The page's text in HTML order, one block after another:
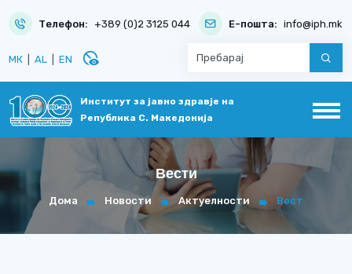
Телефон: +389 (0)2 3125 044 Е-пошта: info@iph.mk
МК AL EN disabled_visible
Институт за јавно здравје на
Република С. Македонија
Вести
Дома Новости Актуелности Вест